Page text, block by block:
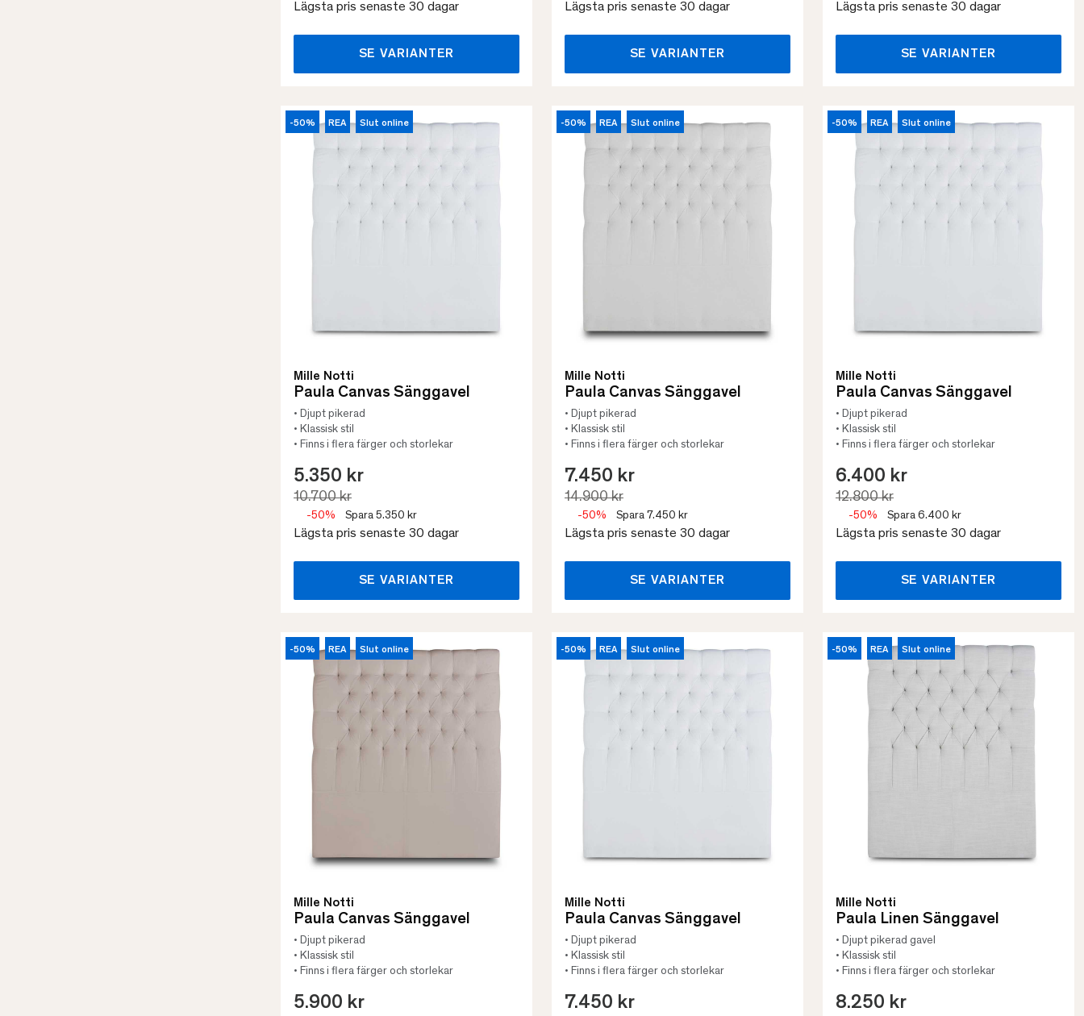
Lägsta pris senaste 30 dagar
SE VARIANTER
Lägsta pris senaste 30 dagar
SE VARIANTER
Lägsta pris senaste 30 dagar
SE VARIANTER
-50% REA Slut online
Mille Notti
Paula Canvas Sänggavel
• Djupt pikerad
• Klassisk stil
• Finns i flera färger och storlekar
5.350 kr
10.700 kr
-50% Spara 5.350 kr
Lägsta pris senaste 30 dagar
SE VARIANTER
-50% REA Slut online
Mille Notti
Paula Canvas Sänggavel
• Djupt pikerad
• Klassisk stil
• Finns i flera färger och storlekar
7.450 kr
14.900 kr
-50% Spara 7.450 kr
Lägsta pris senaste 30 dagar
SE VARIANTER
-50% REA Slut online
Mille Notti
Paula Canvas Sänggavel
• Djupt pikerad
• Klassisk stil
• Finns i flera färger och storlekar
6.400 kr
12.800 kr
-50% Spara 6.400 kr
Lägsta pris senaste 30 dagar
SE VARIANTER
-50% REA Slut online
Mille Notti
Paula Canvas Sänggavel
• Djupt pikerad
• Klassisk stil
• Finns i flera färger och storlekar
5.900 kr
-50% REA Slut online
Mille Notti
Paula Canvas Sänggavel
• Djupt pikerad
• Klassisk stil
• Finns i flera färger och storlekar
7.450 kr
-50% REA Slut online
Mille Notti
Paula Linen Sänggavel
• Djupt pikerad gavel
• Klassisk stil
• Finns i flera färger och storlekar
8.250 kr